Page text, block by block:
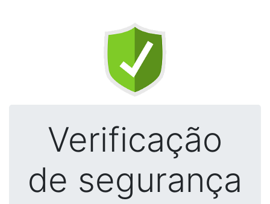
Verificação
de segurança